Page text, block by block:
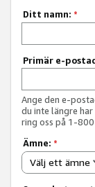
Ditt namn: *
Primär e-
Ange den e-
du inte längre
ring oss på 1-
Ämne: *
Välj ett ämne